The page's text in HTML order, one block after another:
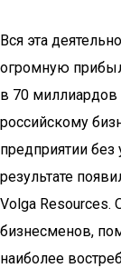
Вся эта
огромную
в 70 миллиардов
российскому
предприятии без
результате
Volga Resources.
бизнесменов,
наиболее